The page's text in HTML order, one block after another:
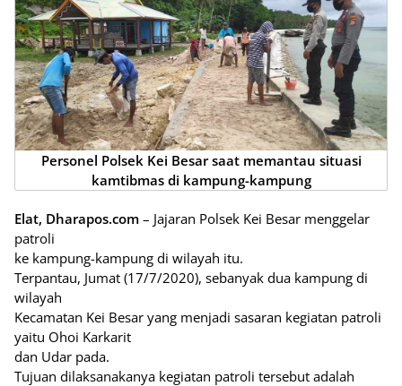
Personel Polsek Kei Besar saat memantau situasi
kamtibmas di kampung-kampung
Elat, Dharapos.com – Jajaran Polsek Kei Besar menggelar
patroli
ke kampung-kampung di wilayah itu.
Terpantau, Jumat (17/7/2020), sebanyak dua kampung di
wilayah
Kecamatan Kei Besar yang menjadi sasaran kegiatan patroli
yaitu Ohoi Karkarit
dan Udar pada.
Tujuan dilaksanakanya kegiatan patroli tersebut adalah